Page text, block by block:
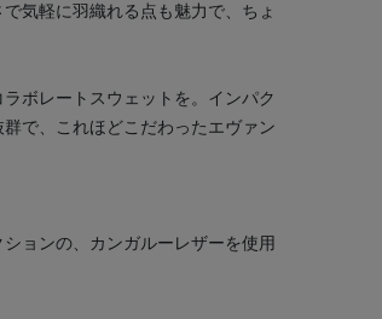
気軽に羽織れる点も魅力で、ちょ
ボレートスウェットを。インパク
で、これほどこだわったエヴァン
ョンの、カンガルーレザーを使用